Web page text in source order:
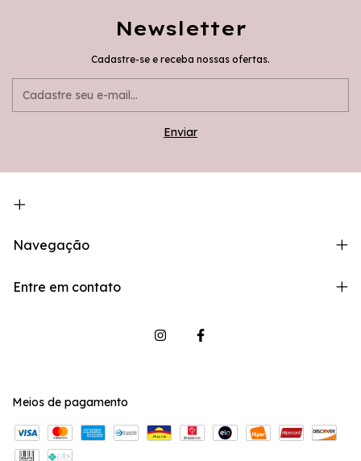
Newsletter
Cadastre-se e receba nossas ofertas.
Navegação
Entre em contato
Meios de pagamento